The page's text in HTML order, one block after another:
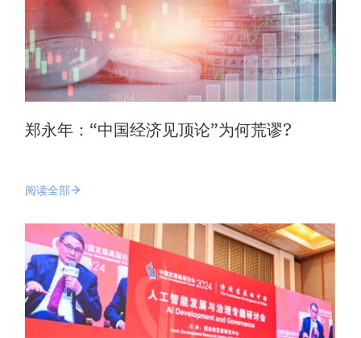
郑永年：“中国经济见顶论”为何荒谬?
阅读全部